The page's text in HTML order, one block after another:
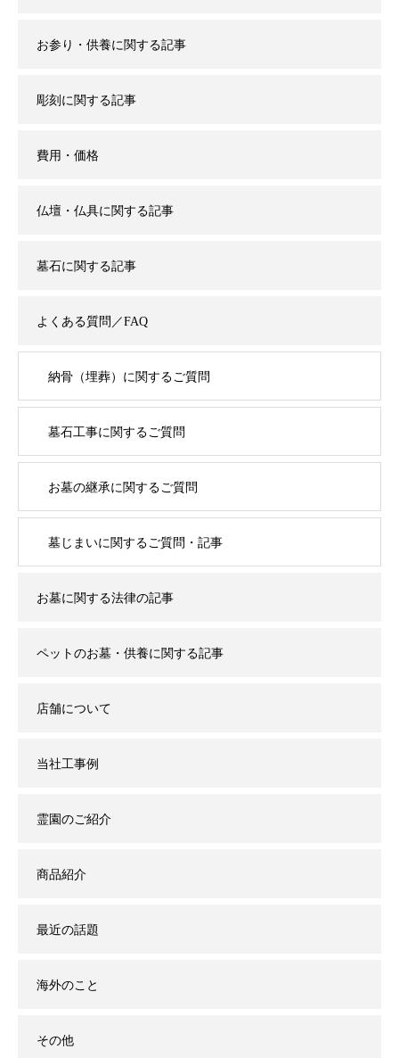
お参り・供養に関する記事
彫刻に関する記事
費用・価格
仏壇・仏具に関する記事
墓石に関する記事
よくある質問／FAQ
納骨（埋葬）に関するご質問
墓石工事に関するご質問
お墓の継承に関するご質問
墓じまいに関するご質問・記事
お墓に関する法律の記事
ペットのお墓・供養に関する記事
店舗について
当社工事例
霊園のご紹介
商品紹介
最近の話題
海外のこと
その他